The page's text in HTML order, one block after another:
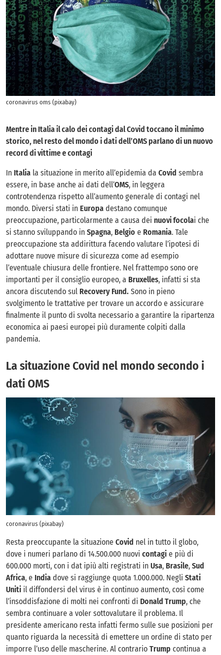
coronavirus oms (pixabay)
Mentre in Italia il calo dei contagi dal Covid toccano il minimo
storico, nel resto del mondo i dati dell’OMS parlano di un nuovo
record di vittime e contagi
In Italia la situazione in merito all’epidemia da Covid sembra
essere, in base anche ai dati dell’OMS, in leggera
controtendenza rispetto all’aumento generale di contagi nel
mondo. Diversi stati in Europa destano comunque
preoccupazione, particolarmente a causa dei nuovi focolai che
si stanno sviluppando in Spagna, Belgio e Romania. Tale
preoccupazione sta addirittura facendo valutare l’ipotesi di
adottare nuove misure di sicurezza come ad esempio
l’eventuale chiusura delle frontiere. Nel frattempo sono ore
importanti per il consiglio europeo, a Bruxelles, infatti si sta
ancora discutendo sul Recovery Fund. Sono in pieno
svolgimento le trattative per trovare un accordo e assicurare
finalmente il punto di svolta necessario a garantire la ripartenza
economica ai paesi europei più duramente colpiti dalla
pandemia.
La situazione Covid nel mondo secondo i
dati OMS
coronavirus (pixabay)
Resta preoccupante la situazione Covid nel in tutto il globo,
dove i numeri parlano di 14.500.000 nuovi contagi e più di
600.000 morti, con i dat ipiù alti registrati in Usa, Brasile, Sud
Africa, e India dove si raggiunge quota 1.000.000. Negli Stati
Uniti il diffondersi del virus è in continuo aumento, così come
l’insoddisfazione di molti nei confronti di Donald Trump, che
sembra continuare a voler sottovalutare il problema. Il
presidente americano resta infatti fermo sulle sue posizioni per
quanto riguarda la necessità di emettere un ordine di stato per
imporre l’uso delle mascherine. Al contrario Trump continua a